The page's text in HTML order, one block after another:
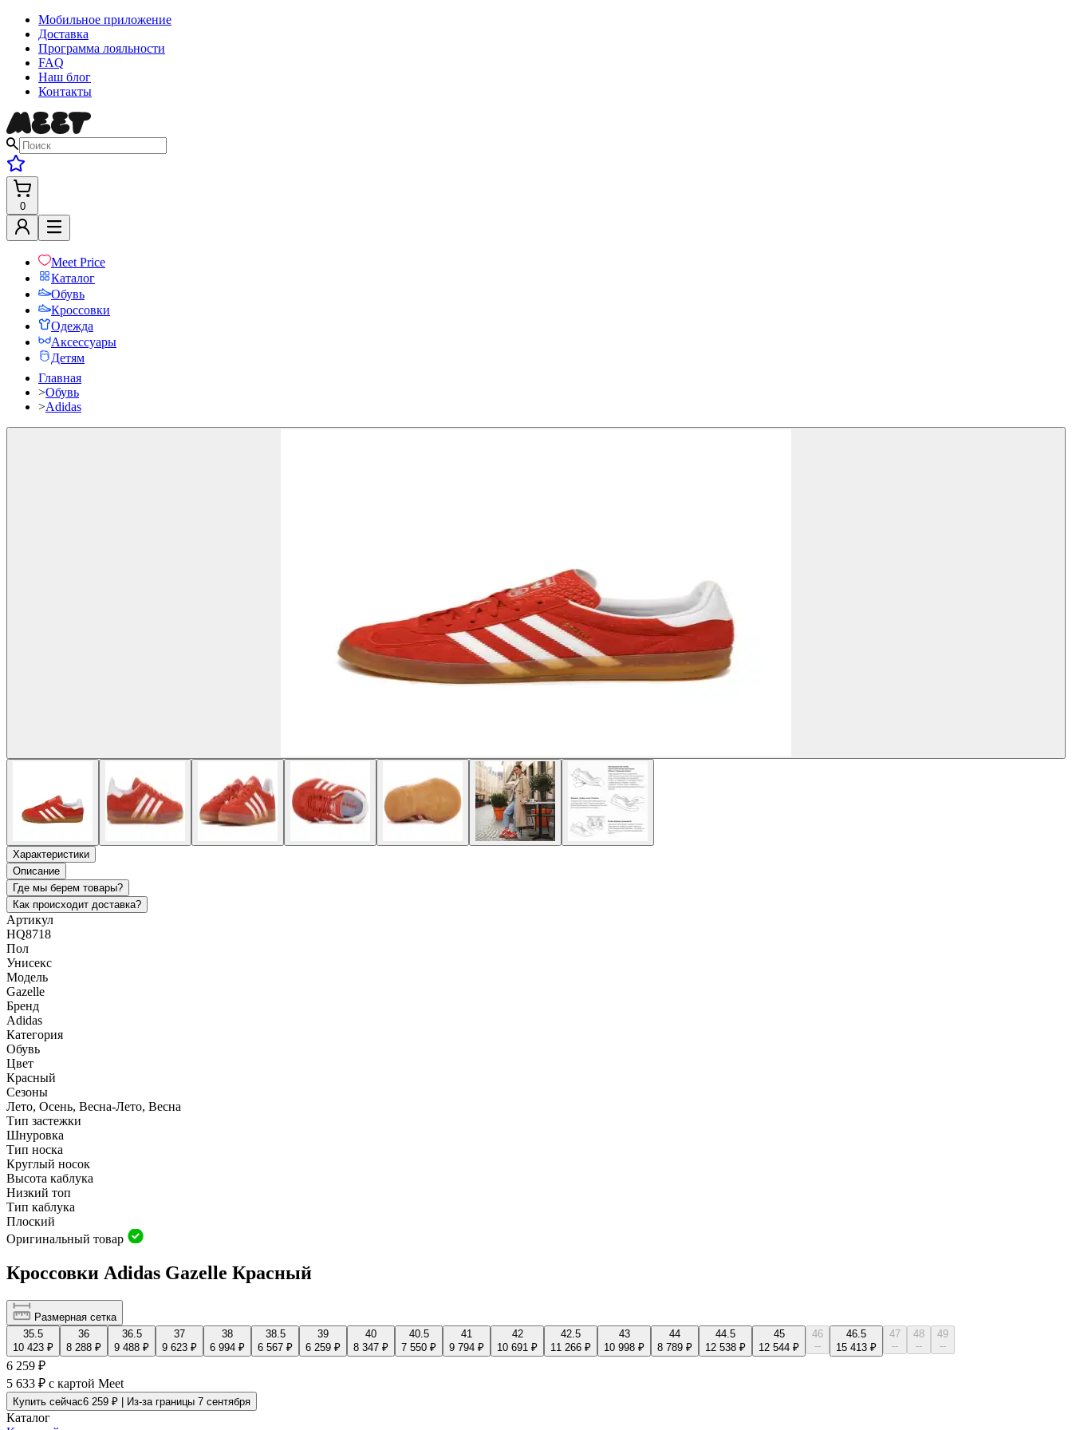
Мобильное приложение
Доставка
Программа лояльности
FAQ
Наш блог
Контакты
0
Meet Price
Каталог
Обувь
Кроссовки
Одежда
Аксессуары
Детям
Главная
>Обувь
>Adidas
Характеристики
Описание
Где мы берем товары?
Как происходит доставка?
Артикул
HQ8718
Пол
Унисекс
Модель
Gazelle
Бренд
Adidas
Категория
Обувь
Цвет
Красный
Сезоны
Лето, Осень, Весна-Лето, Весна
Тип застежки
Шнуровка
Тип носка
Круглый носок
Высота каблука
Низкий топ
Тип каблука
Плоский
Оригинальный товар
Кроссовки Adidas Gazelle Красный
Размерная сетка
35.5
10 423 ₽
36
8 288 ₽
36.5
9 488 ₽
37
9 623 ₽
38
6 994 ₽
38.5
6 567 ₽
39
6 259 ₽
40
8 347 ₽
40.5
7 550 ₽
41
9 794 ₽
42
10 691 ₽
42.5
11 266 ₽
43
10 998 ₽
44
8 789 ₽
44.5
12 538 ₽
45
12 544 ₽
46
--
46.5
15 413 ₽
47
--
48
--
49
--
6 259 ₽
5 633 ₽ с картой Meet
Купить сейчас6 259 ₽ | Из-за границы 7 сентября
Каталог